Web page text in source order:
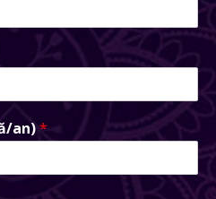
an)*